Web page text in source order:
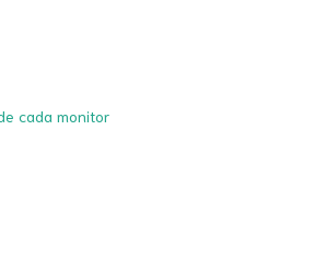
cada monitor